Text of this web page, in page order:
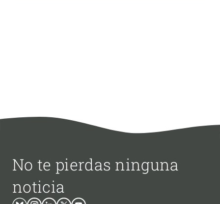
No te pierdas ninguna
noticia
BlueskyInstagram
LinkedinTwitterYoutube